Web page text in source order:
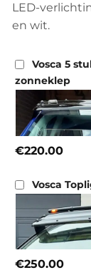
LED-
en wit.
Vosca 5
zonneklep
€220.00
Vosca
€250.00